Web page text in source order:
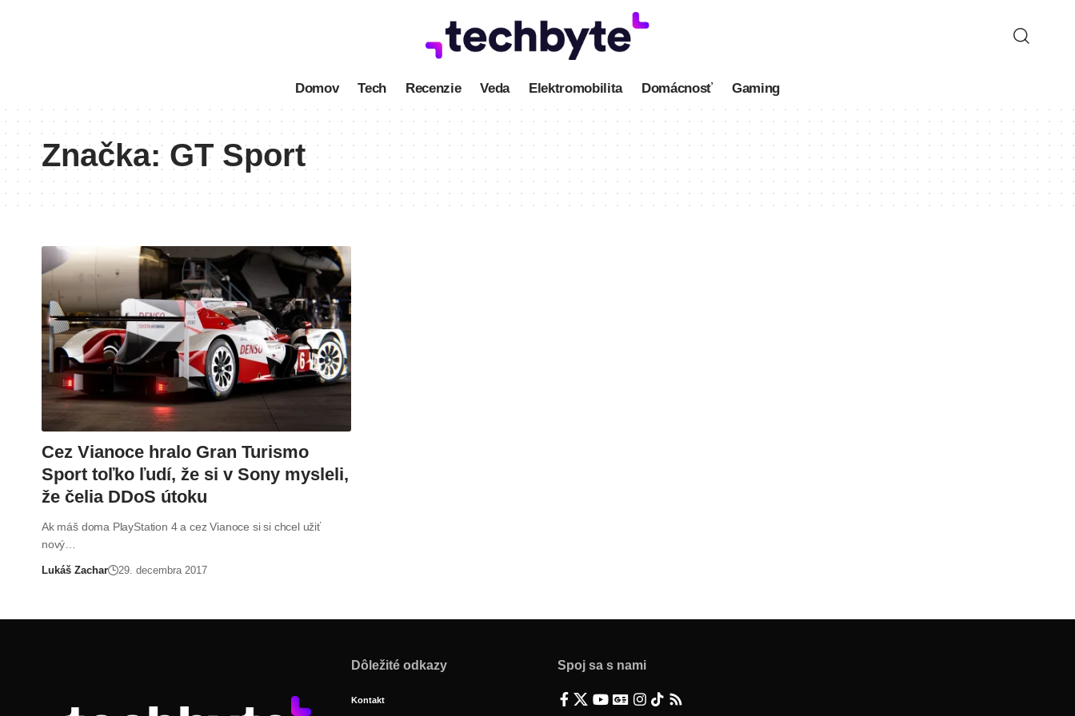
Domov Tech Recenzie Veda Elektromobilita Domácnosť Gaming
Značka: GT Sport
Cez Vianoce hralo Gran Turismo
Sport toľko ľudí, že si v Sony mysleli,
že čelia DDoS útoku
Ak máš doma PlayStation 4 a cez Vianoce si si chcel užiť
nový…
Lukáš Zachar 29. decembra 2017
Dôležité odkazy
Kontakt
Spoj sa s nami